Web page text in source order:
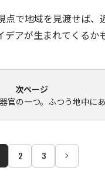
で地域を見渡せば、
アが生まれてくるか
次ページ
官の一つ。ふつう地中に
2 3